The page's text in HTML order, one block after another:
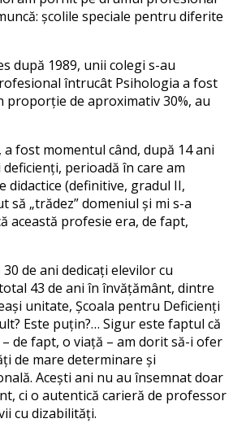
școlile speciale pentru diferite
după 1989, unii colegi s-au
întrucât Psihologia a fost
proporție de aproximativ 30%, au
a fost momentul când, după 14 ani
perioadă în care am
(definitive, gradul II,
să „trădez” domeniul și mi s-a
această profesie era, de fapt,
de ani dedicați elevilor cu
43 de ani în învățământ, dintre
unitate, Școala pentru Deficienți
Este puțin?… Sigur este faptul că
de fapt, o viață – am dorit să-i ofer
de mare determinare și
Acești ani nu au însemnat doar
ci o autentică carieră de professor
cu dizabilități.